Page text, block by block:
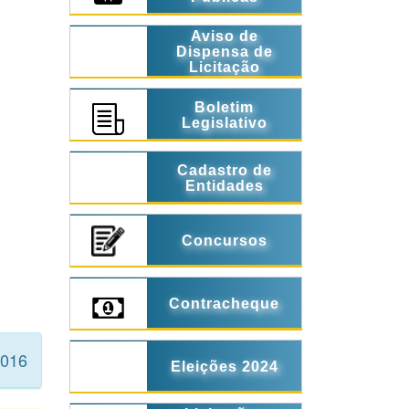
Aviso de
Dispensa de
Licitação
Boletim
Legislativo
Cadastro de
Entidades
Concursos
Contracheque
Eleições 2024